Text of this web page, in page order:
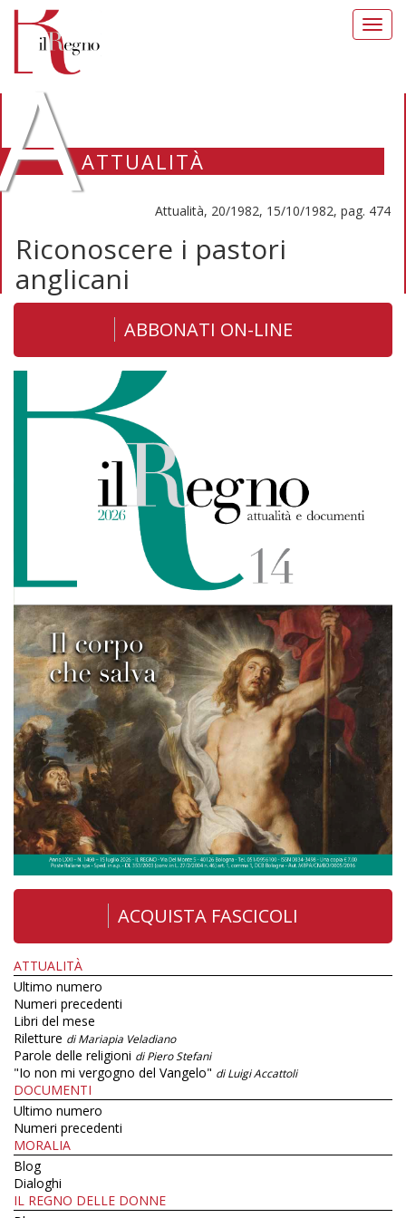
ATTUALITÀ
Attualità, 20/1982, 15/10/1982, pag. 474
Riconoscere i pastori
anglicani
ABBONATI ON-LINE
ACQUISTA FASCICOLI
ATTUALITÀ
Ultimo numero
Numeri precedenti
Libri del mese
Riletture di Mariapia Veladiano
Parole delle religioni di Piero Stefani
"Io non mi vergogno del Vangelo" di Luigi Accattoli
DOCUMENTI
Ultimo numero
Numeri precedenti
MORALIA
Blog
Dialoghi
IL REGNO DELLE DONNE